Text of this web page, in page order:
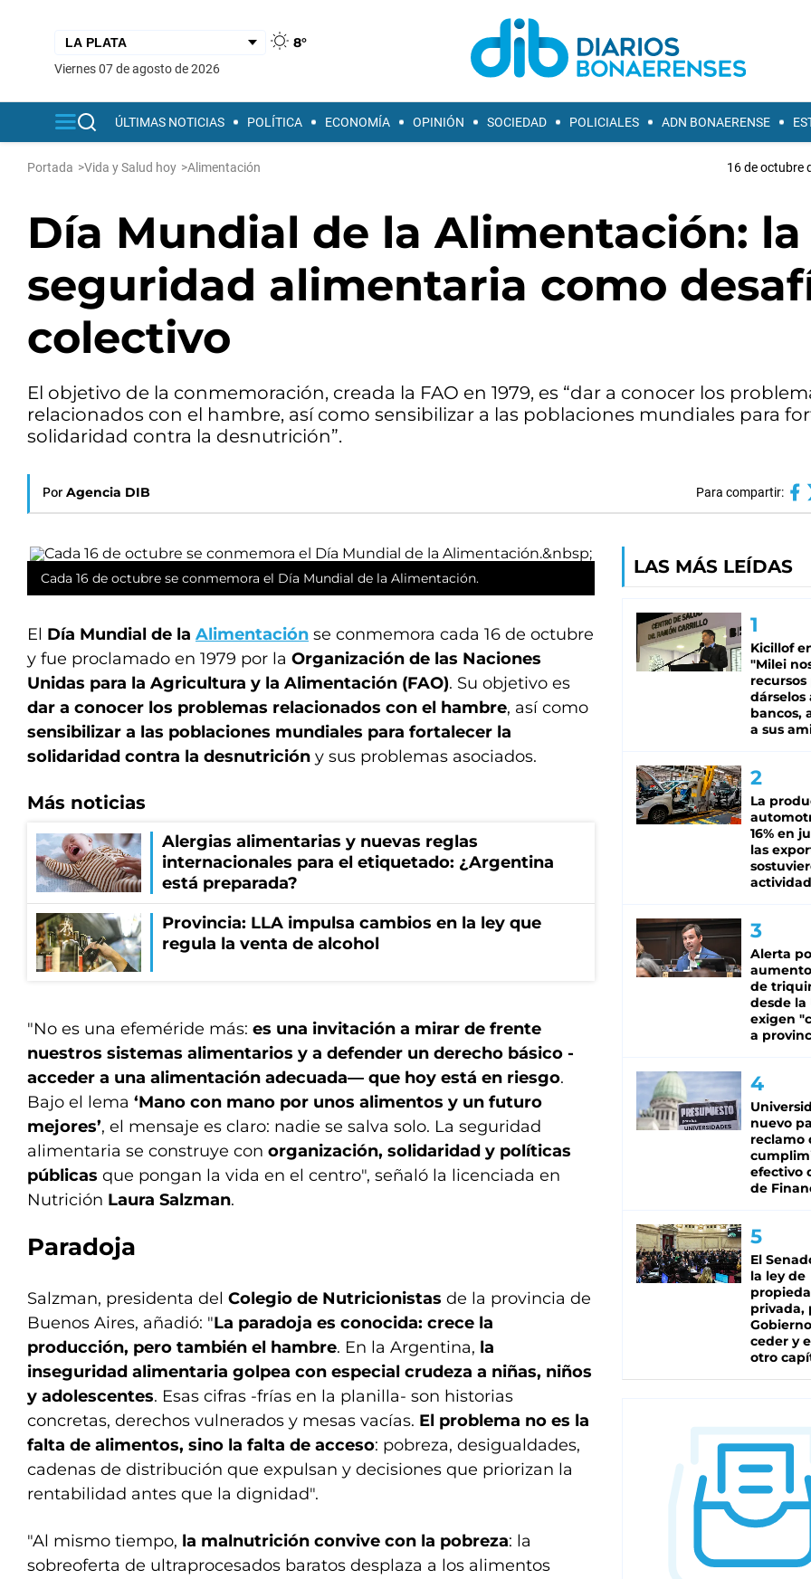
8°
viernes 07 de agosto de 2026
ÚLTIMAS NOTICIAS POLÍTICA ECONOMÍA OPINIÓN SOCIEDAD POLICIALES ADN BONAERENSE
Portada >Vida y Salud hoy >Alimentación 16 de octubre
Día Mundial de la Alimentación: la
seguridad alimentaria como
colectivo
El objetivo de la conmemoración, creada la FAO en 1979, es “dar a conocer los
relacionados con el hambre, así como sensibilizar a las poblaciones mundiales para
solidaridad contra la desnutrición”.
Por Agencia DIB Para compartir:
Cada 16 de octubre se conmemora el Día Mundial de la Alimentación.
El Día Mundial de la Alimentación se conmemora cada 16 de octubre
y fue proclamado en 1979 por la Organización de las Naciones
Unidas para la Agricultura y la Alimentación (FAO). Su objetivo es
dar a conocer los problemas relacionados con el hambre, así como
sensibilizar a las poblaciones mundiales para fortalecer la
solidaridad contra la desnutrición y sus problemas asociados.
Más noticias
Alergias alimentarias y nuevas reglas
internacionales para el etiquetado: ¿Argentina
está preparada?
Provincia: LLA impulsa cambios en la ley que
regula la venta de alcohol
"No es una efeméride más: es una invitación a mirar de frente
nuestros sistemas alimentarios y a defender un derecho básico -
acceder a una alimentación adecuada— que hoy está en riesgo.
Bajo el lema ‘Mano con mano por unos alimentos y un futuro
mejores’, el mensaje es claro: nadie se salva solo. La seguridad
alimentaria se construye con organización, solidaridad y políticas
públicas que pongan la vida en el centro", señaló la licenciada en
Nutrición Laura Salzman.
Paradoja
Salzman, presidenta del Colegio de Nutricionistas de la provincia de
Buenos Aires, añadió: "La paradoja es conocida: crece la
producción, pero también el hambre. En la Argentina, la
inseguridad alimentaria golpea con especial crudeza a niñas, niños
y adolescentes. Esas cifras -frías en la planilla- son historias
concretas, derechos vulnerados y mesas vacías. El problema no es la
falta de alimentos, sino la falta de acceso: pobreza, desigualdades,
cadenas de distribución que expulsan y decisiones que priorizan la
rentabilidad antes que la dignidad".
"Al mismo tiempo, la malnutrición convive con la pobreza: la
sobreoferta de ultraprocesados baratos desplaza a los alimentos
LAS MÁS LEÍDAS
Kicillof
"Milei
recursos
dárselos
bancos,
a sus
La
16% en
las
actividad
Alerta
de
desde la
exigen
a
nuevo
reclamo
efectivo
de
El
la ley de
privada,
ceder y
otro